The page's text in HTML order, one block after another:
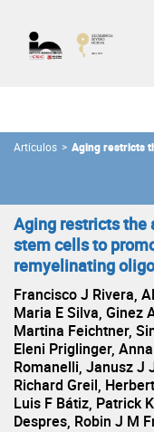
content
Artículos > Aging restricts
Aging restricts the
stem cells to
remyelinating
Francisco J Rivera,
Maria E Silva, Ginez
Martina Feichtner,
Eleni Priglinger,
Romanelli, Janusz J
Richard Greil,
Luis F Bátiz, Patrick
Despres, Robin J M